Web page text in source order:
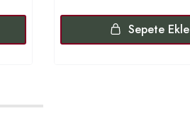
Sepete Ekle